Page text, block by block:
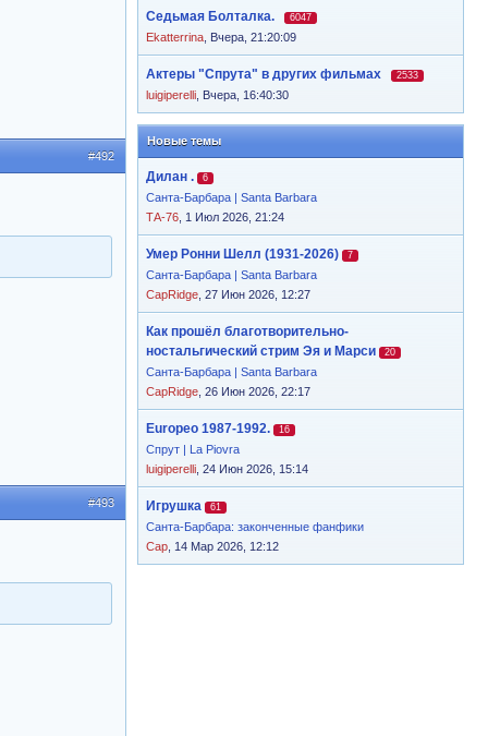
Седьмая Болталка. 6047
Ekatterrina Вчера, 21:20:09
Актеры "Спрута" в других фильмах 2533
luigiperelli Вчера, 16:40:30
Новые темы
Дилан . 6
Санта-Барбара | Santa Barbara
ТА-76 , 1 Июл 2026, 21:24
Умер Ронни Шелл (1931-2026) 7
Санта-Барбара | Santa Barbara
CapRidge , 27 Июн 2026, 12:27
Как прошёл благотворительно-
ностальгический стрим Эя и Марси
20
Санта-Барбара | Santa Barbara
CapRidge , 26 Июн 2026, 22:17
Europeo 1987-1992. 16
Спрут | La Piovra
luigiperelli , 24 Июн 2026, 15:14
Игрушка 61
Санта-Барбара: законченные фанфики
Cap , 14 Мар 2026, 12:12
#492
#493